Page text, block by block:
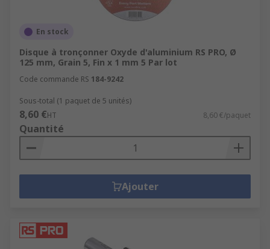
En stock
Disque à tronçonner Oxyde d'aluminium RS PRO, Ø
125 mm, Grain 5, Fin x 1 mm 5 Par lot
Code commande RS 184-9242
Sous-total (1 paquet de 5 unités)
8,60 €HT 8,60 €/paquet
Quantité
Ajouter